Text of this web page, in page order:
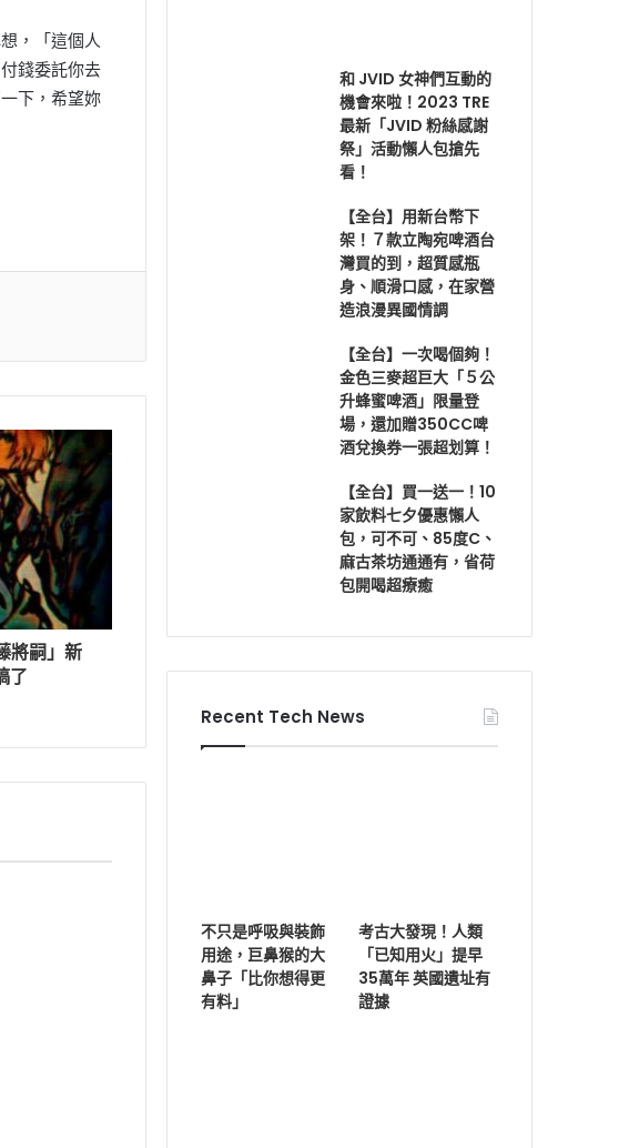
，「這個人
錢委託你去
下，希望妳
將嗣」新
了
和 JVID 女神們互動的
機會來啦！2023 TRE
最新「JVID 粉絲感謝
祭」活動懶人包搶先
看！
【全台】用新台幣下
架！７款立陶宛啤酒台
灣買的到，超質感瓶
身、順滑口感，在家營
造浪漫異國情調
【全台】一次喝個夠！
金色三麥超巨大「５公
升蜂蜜啤酒」限量登
場，還加贈350CC啤
酒兌換券一張超划算！
【全台】買一送一！10
家飲料七夕優惠懶人
包，可不可、85度C、
麻古茶坊通通有，省荷
包開喝超療癒
Recent Tech News
不只是呼吸與裝飾
用途，巨鼻猴的大
鼻子「比你想得更
有料」
考古大發現！人類
「已知用火」提早
35萬年 英國遺址有
證據